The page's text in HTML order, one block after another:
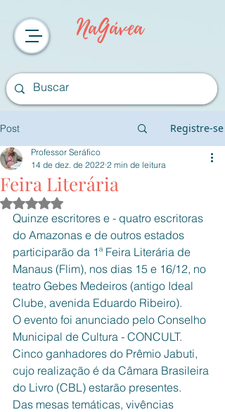
NaGávea
Post Registre-se
Feira Literária
Professor Seráfico
14 de dez. de 2022 2 min de leitura
Avaliado com NaN de 5 estrelas.
Quinze escritores e - quatro escritoras
do Amazonas e de outros estados
participarão da 1ª Feira Literária de
Manaus (Flim), nos dias 15 e 16/12, no
teatro Gebes Medeiros (antigo Ideal
Clube, avenida Eduardo Ribeiro).
O evento foi anunciado pelo Conselho
Municipal de Cultura - CONCULT.
Cinco ganhadores do Prêmio Jabuti,
cujo realização é da Câmara Brasileira
do Livro (CBL) estarão presentes.
Das mesas temáticas, vivências